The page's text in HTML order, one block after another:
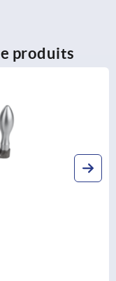
produits
similaire à DIN